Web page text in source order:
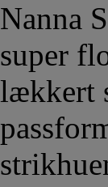
Nanna
super
lækkert